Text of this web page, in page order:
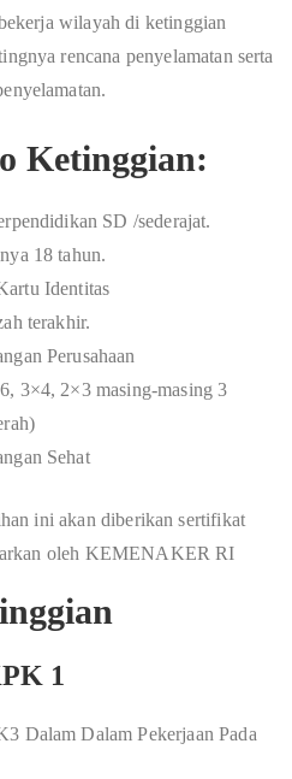
wilayah di ketinggian
rencana penyelamatan serta
Ketinggian:
SD /sederajat.
18 tahun.
Identitas
terakhir.
Perusahaan
3×4, 2×3 masing-masing 3
Sehat
ini akan diberikan sertifikat
oleh KEMENAKER RI
1
Dalam Dalam Pekerjaan Pada